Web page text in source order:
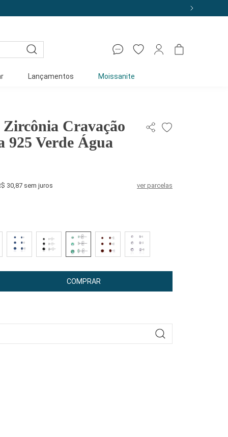
Lançamentos Moissanite
Cravação
925 Verde Água
30,87 sem juros
ver parcelas
COMPRAR